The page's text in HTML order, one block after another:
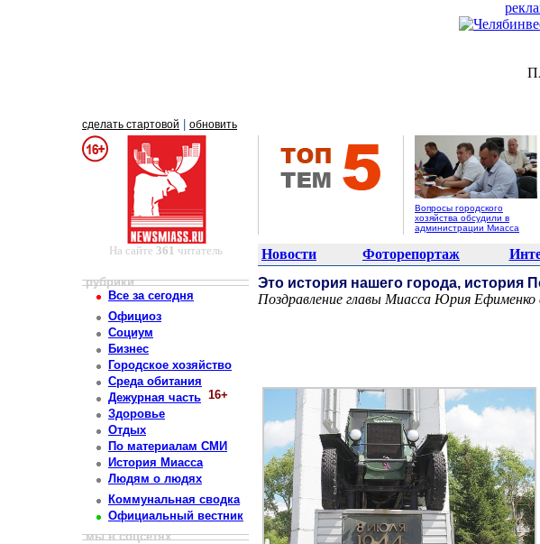
сделать стартовой обновить
Вопросы городского
хозяйства обсудили в
администрации Миасса
На сайте 361 читатель Новости Фоторепортаж
рубрики
Все за сегодня
Официоз
Социум
Бизнес
Городское хозяйство
Среда обитания
Дежурная часть 16+
Здоровье
Отдых
По материалам СМИ
История Миасса
Людям о людях
Коммунальная сводка
Официальный вестник
мы в соцсетях
Это история нашего города, история
Поздравление главы Миасса Юрия Ефименко